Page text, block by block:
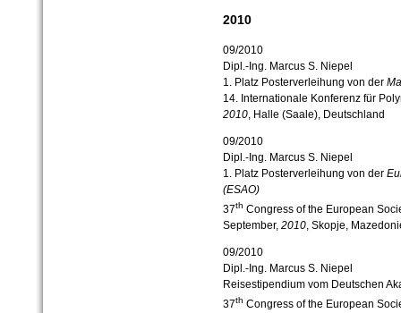
2010
09/2010
Dipl.-Ing. Marcus S. Niepel
1. Platz Posterverleihung von der
14. Internationale Konferenz für
2010, Halle (Saale), Deutschland
09/2010
Dipl.-Ing. Marcus S. Niepel
1. Platz Posterverleihung von der
(ESAO)
37th Congress of the European
September, 2010, Skopje,
09/2010
Dipl.-Ing. Marcus S. Niepel
Reisestipendium vom Deutschen
37th Congress of the European